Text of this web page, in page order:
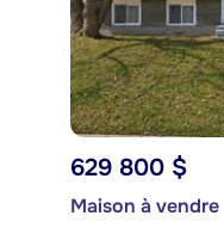
629 800 $
Maison à vendre